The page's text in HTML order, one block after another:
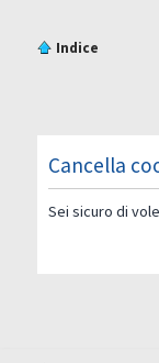
Indice
Cancella
Sei sicuro di